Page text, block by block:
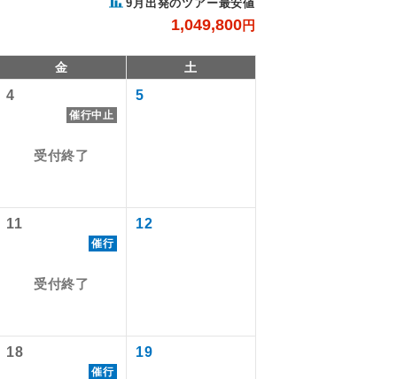
9月出発のツアー最安値
1,049,800円
金 土
4
催行中止
受付終了
5
11
催行
受付終了
12
18
催行
19